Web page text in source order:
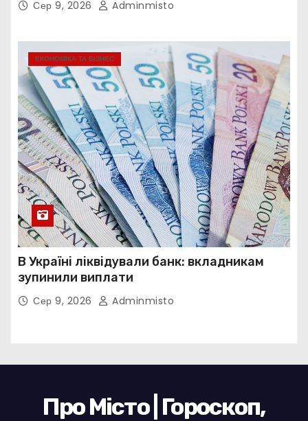
Сер 9, 2026 Adminmisto
ЕКОНОМІКА ТА БІЗНЕС
В Україні ліквідували банк: вкладникам
зупинили виплати
Сер 9, 2026 Adminmisto
Про Місто | Гороскоп,